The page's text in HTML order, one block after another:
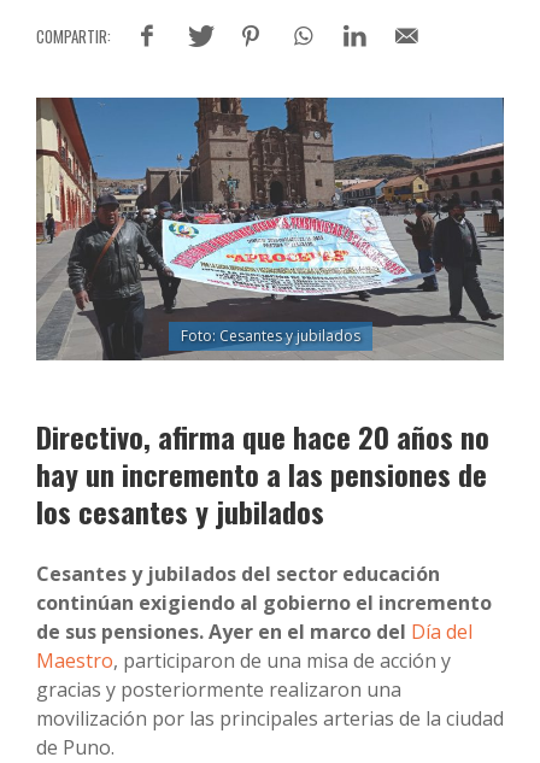
Foto: Cesantes y jubilados
Directivo, afirma que hace 20 años no
hay un incremento a las pensiones de
los cesantes y jubilados
Cesantes y jubilados del sector educación
continúan exigiendo al gobierno el incremento
de sus pensiones. Ayer en el marco del Día del
Maestro, participaron de una misa de acción y
gracias y posteriormente realizaron una
movilización por las principales arterias de la ciudad
de Puno.